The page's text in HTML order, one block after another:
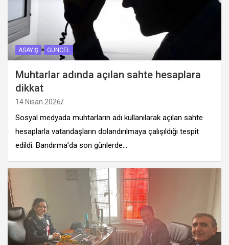
ASAYIŞ GÜNCEL
Muhtarlar adında açılan sahte hesaplara
dikkat
14 Nisan 2026
Sosyal medyada muhtarların adı kullanılarak açılan sahte
hesaplarla vatandaşların dolandırılmaya çalışıldığı tespit
edildi. Bandırma’da son günlerde…